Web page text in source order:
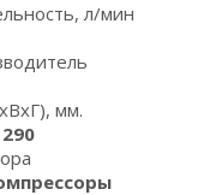
л/мин
мм.